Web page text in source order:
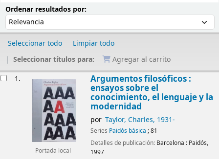
Ordenar resultados por:
Seleccionar todo
Limpiar todo
Seleccionar títulos para:
Agregar al carrito
1.
Portada local
Argumentos filosóficos :
ensayos sobre el
conocimiento, el lenguaje y la
modernidad
por Taylor, Charles, 1931-
Series Paidós básica ; 81
Detalles de publicación: Barcelona : Paidós,
1997